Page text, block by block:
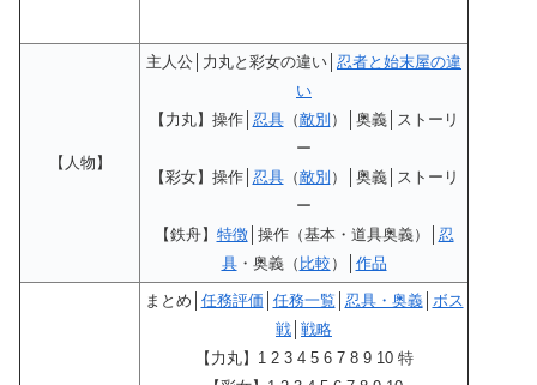
【人物】
主人公│力丸と彩女の違い│ 忍者と始末屋の違
い
【力丸】操作│ 忍具（敵別 ）│奥義│ストーリ
ー
【彩女】操作│ 忍具（敵別 ）│奥義│ストーリ
ー
【鉄舟】 特徴│操作（基本・道具奥義）│ 忍
具・奥義（ 比較 ）│ 作品
まとめ│ 任務評価 任務一覧 忍具・奥義│ ボス
戦 戦略
【力丸】1 2 3 4 5 6 7 8 9 10 特